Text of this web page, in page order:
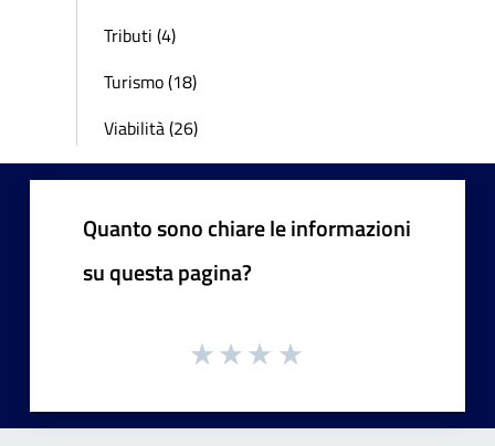
Tributi (4)
Turismo (18)
Viabilità (26)
Quanto sono chiare le informazioni
su questa pagina?